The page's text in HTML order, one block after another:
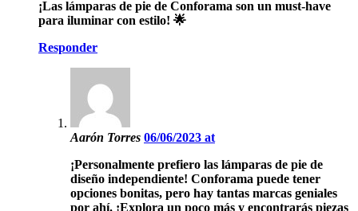
¡Las lámparas de pie de Conforama son un must-have
para iluminar con estilo! 🌟
Responder
Aarón Torres 06/06/2023 at
¡Personalmente prefiero las lámparas de pie de
diseño independiente! Conforama puede tener
opciones bonitas, pero hay tantas marcas geniales
por ahí. ¡Explora un poco más y encontrarás piezas